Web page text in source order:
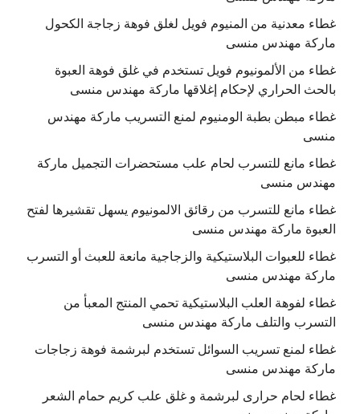
غطاء معدنية من المنيوم فويل لغلق فوهة زجاجة الكحول
ماركة مهندس منسى
غطاء من الألمونيوم فويل تستخدم في غلق فوهة العبوة
بالحث الحراري لإحكام إغلاقها ماركة مهندس منسى
غطاء مبطن بطبة الومنيوم لمنع التسريب ماركة مهندس
منسى
غطاء مانع للتسرب لحام علب مستحضرات التجميل ماركة
مهندس منسى
غطاء مانع للتسرب من رقائق الالمونيوم يسهل تقشيرها لفتح
العبوة ماركة مهندس منسى
غطاء للعبوات البلاستيكية والزجاجية مانعة للعبث أو التسرب
ماركة مهندس منسى
غطاء لفوهة العلب البلاستيكية تحمي المنتج المعبأ من
التسرب والتلف ماركة مهندس منسى
غطاء لمنع تسريب السوائل تستخدم لبرشمة فوهة زجاجات
ماركة مهندس منسى
غطاء لحام حرارى لبرشمة و غلق علب كريم حمام الشعر